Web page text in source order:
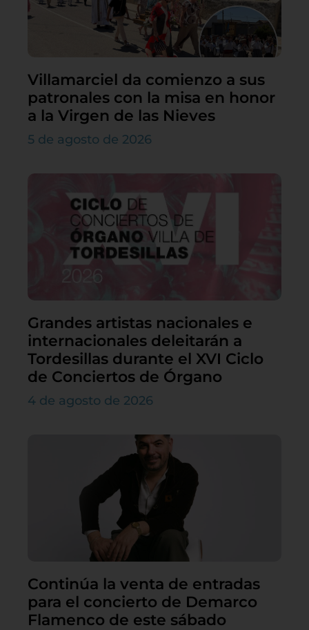
Villamarciel da comienzo a sus
patronales con la misa en honor
a la Virgen de las Nieves
5 de agosto de 2026
Grandes artistas nacionales e
internacionales deleitarán a
Tordesillas durante el XVI Ciclo
de Conciertos de Órgano
4 de agosto de 2026
Continúa la venta de entradas
para el concierto de Demarco
Flamenco de este sábado